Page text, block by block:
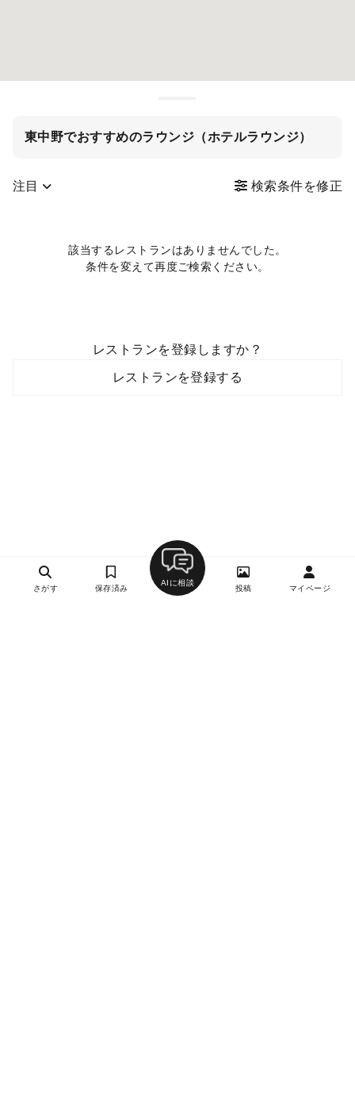
東中野でおすすめのラウンジ（ホテルラウンジ）
注目 検索条件を修正
該当するレストランはありませんでした。
条件を変えて再度ご検索ください。
レストランを登録しますか？
レストランを登録する
さがす 保存済み
AIに相談
投稿 マイページ